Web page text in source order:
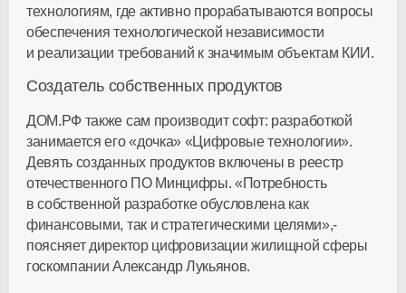
технологиям, где активно прорабатываются вопросы
обеспечения технологической независимости
и реализации требований к значимым объектам КИИ.
Создатель собственных продуктов
ДОМ.РФ также сам производит софт: разработкой
занимается его «дочка» «Цифровые технологии».
Девять созданных продуктов включены в реестр
отечественного ПО Минцифры. «Потребность
в собственной разработке обусловлена как
финансовыми, так и стратегическими целями»,-
поясняет директор цифровизации жилищной сферы
госкомпании Александр Лукьянов.